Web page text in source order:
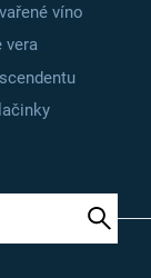
víno
vera